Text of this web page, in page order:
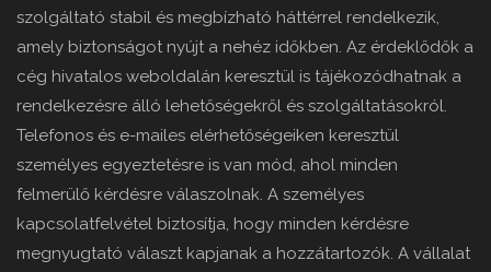
szolgáltató stabil és megbízható háttérrel rendelkezik,
amely biztonságot nyújt a nehéz időkben. Az érdeklődők a
cég hivatalos weboldalán keresztül is tájékozódhatnak a
rendelkezésre álló lehetőségekről és szolgáltatásokról.
Telefonos és e-mailes elérhetőségeiken keresztül
személyes egyeztetésre is van mód, ahol minden
felmerülő kérdésre válaszolnak. A személyes
kapcsolatfelvétel biztosítja, hogy minden kérdésre
megnyugtató választ kapjanak a hozzátartozók. A vállalat